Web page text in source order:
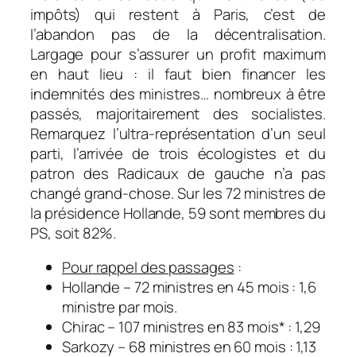
impôts) qui restent à Paris, c’est de
l’abandon pas de la décentralisation.
Largage pour s’assurer un profit maximum
en haut lieu : il faut bien financer les
indemnités des ministres… nombreux à être
passés, majoritairement des socialistes.
Remarquez l’ultra-représentation d’un seul
parti, l’arrivée de trois écologistes et du
patron des Radicaux de gauche n’a pas
changé grand-chose. Sur les 72 ministres de
la présidence Hollande, 59 sont membres du
PS, soit 82%.
Pour rappel des passages :
Hollande – 72 ministres en 45 mois : 1,6
ministre par mois.
Chirac – 107 ministres en 83 mois* : 1,29
Sarkozy – 68 ministres en 60 mois : 1,13